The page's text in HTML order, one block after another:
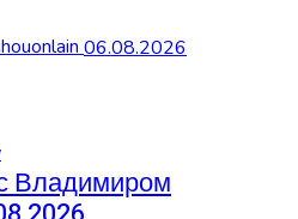
06.08.2026
Владимиром